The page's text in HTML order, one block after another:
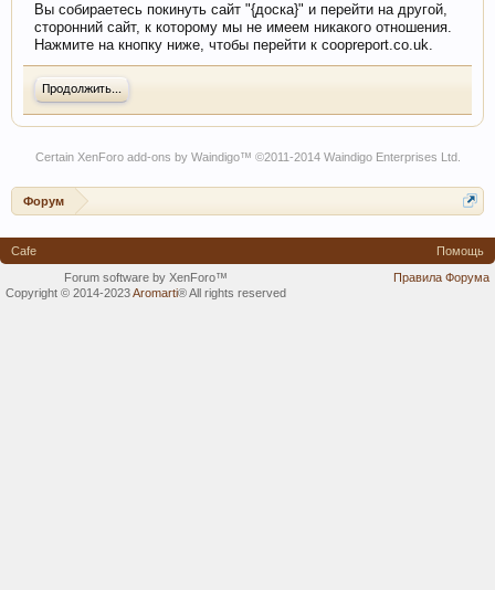
Вы собираетесь покинуть сайт "{доска}" и перейти на другой,
сторонний сайт, к которому мы не имеем никакого отношения.
Нажмите на кнопку ниже, чтобы перейти к coopreport.co.uk.
Продолжить...
Certain XenForo add-ons by Waindigo™ ©2011-2014 Waindigo Enterprises Ltd.
Форум
Cafe
Помощь
Правила Форума
Forum software by XenForo™
Copyright © 2014-2023Aromarti®All rights reserved